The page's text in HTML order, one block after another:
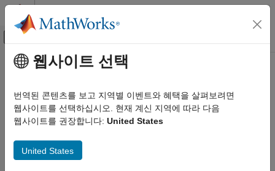
콘텐츠로 바로 가기
오프캔버스 탐색 메뉴 토글
문서 홈
Simulink Check
이 페이지 내용
주요 콘텐츠
Stateflow 데이터의 정의 검사
검사 ID: mathworks.jmaab.db_0125
JMAAB v5.1
웹사이트 선택
번역된 콘텐츠를 보고 지역별 이벤트와 혜택을 살펴보려면
웹사이트를 선택하십시오. 현재 계신 지역에 따라 다음
웹사이트를 권장합니다: United States
United States